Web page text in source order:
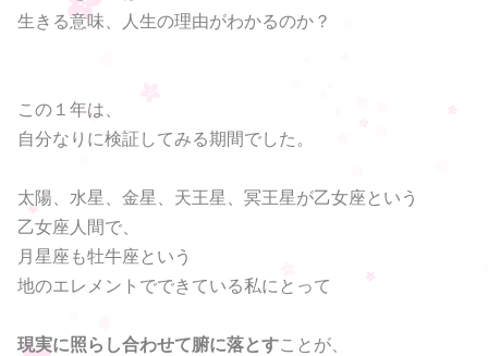
生きる意味、人生の理由がわかるのか？
この１年は、
自分なりに検証してみる期間でした。
太陽、水星、金星、天王星、冥王星が乙女座という
乙女座人間で、
月星座も牡牛座という
地のエレメントでできている私にとって
現実に照らし合わせて腑に落とすことが、